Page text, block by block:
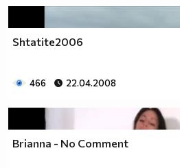
Shtatite2006
466 22.04.2008
Brianna - No Comment